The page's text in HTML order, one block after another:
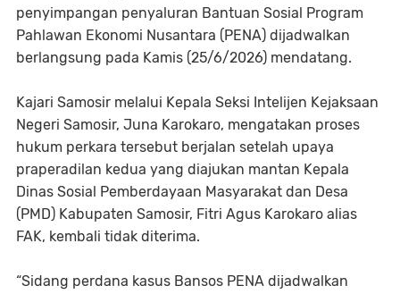
penyimpangan penyaluran Bantuan Sosial Program
Pahlawan Ekonomi Nusantara (PENA) dijadwalkan
berlangsung pada Kamis (25/6/2026) mendatang.
Kajari Samosir melalui Kepala Seksi Intelijen Kejaksaan
Negeri Samosir, Juna Karokaro, mengatakan proses
hukum perkara tersebut berjalan setelah upaya
praperadilan kedua yang diajukan mantan Kepala
Dinas Sosial Pemberdayaan Masyarakat dan Desa
(PMD) Kabupaten Samosir, Fitri Agus Karokaro alias
FAK, kembali tidak diterima.
“Sidang perdana kasus Bansos PENA dijadwalkan